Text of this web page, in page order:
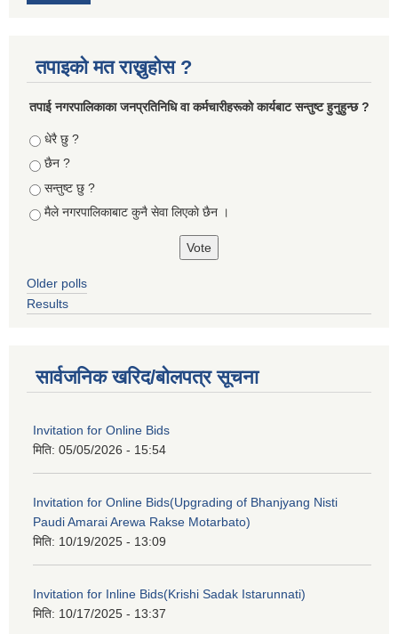
तपाइको मत राख्नुहोस ?
तपा‌ई नगरपालिकाका जनप्रतिनिधि वा कर्मचारीहरूकाे कार्यबाट सन्तुष्ट हुनुहुन्छ ?
Choices
धेरै छु ?
छैन ?
सन्तुष्ट छु ?
मैले नगरपालिकाबाट कुनै सेवा लिएकाे छैन ।
Older polls
Results
सार्वजनिक खरिद/बोलपत्र सूचना
Invitation for Online Bids
मिति: 05/05/2026 - 15:54
Invitation for Online Bids(Upgrading of Bhanjyang Nisti
Paudi Amarai Arewa Rakse Motarbato)
मिति: 10/19/2025 - 13:09
Invitation for Inline Bids(Krishi Sadak Istarunnati)
मिति: 10/17/2025 - 13:37